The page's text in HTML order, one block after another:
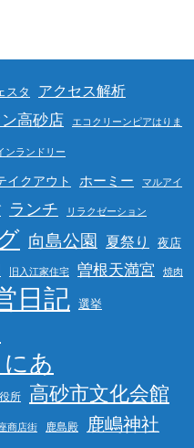
スタ アクセス解析
高砂店 エコクリーンピアはりま
ンランドリー
イクアウト ホーミー マルアイ
ランチ リラクゼーション
向島公園 夏祭り 夜店
旧入江家住宅 曽根天満宮 焼肉
日記 選挙
あ
所 高砂市文化会館
商店街 鹿島殿 鹿嶋神社